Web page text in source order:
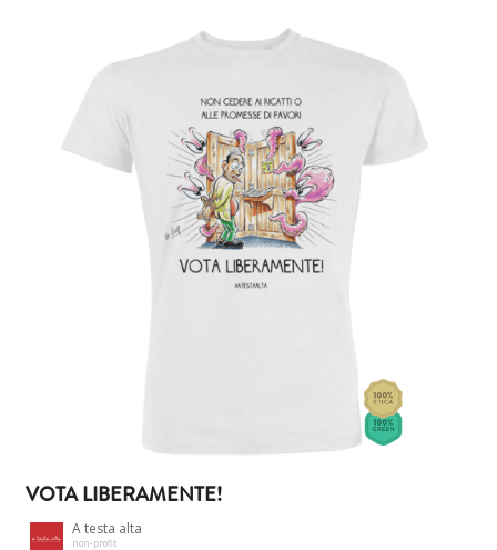
VOTA LIBERAMENTE!
A testa alta
non-profit